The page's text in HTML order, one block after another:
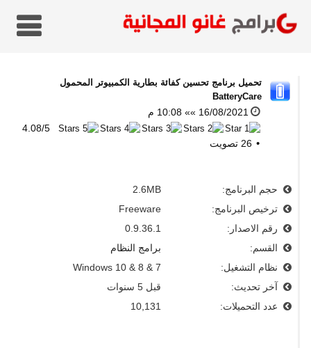
تحميل برنامج تحسين كفائة بطارية الكمبيوتر المحمول
BatteryCare
16/08/2021 »» 10:08 م
4.08/5
26 تصويت
حجم البرنامج:
2.6MB
ترخيص البرنامج:
Freeware
رقم الاصدار:
0.9.36.1
القسم:
برامج النظام
نظام التشغيل:
Windows 10 & 8 & 7
آخر تحديث:
قبل 5 سنوات
عدد التحميلات:
10,131